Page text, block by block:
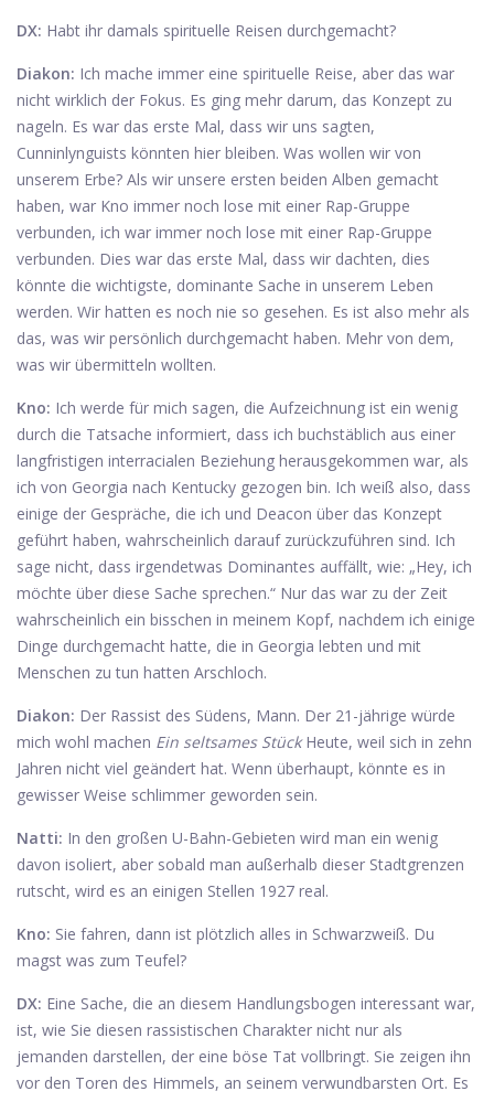
DX: Habt ihr damals spirituelle Reisen durchgemacht?
Diakon: Ich mache immer eine spirituelle Reise, aber das war
nicht wirklich der Fokus. Es ging mehr darum, das Konzept zu
nageln. Es war das erste Mal, dass wir uns sagten,
Cunninlynguists könnten hier bleiben. Was wollen wir von
unserem Erbe? Als wir unsere ersten beiden Alben gemacht
haben, war Kno immer noch lose mit einer Rap-Gruppe
verbunden, ich war immer noch lose mit einer Rap-Gruppe
verbunden. Dies war das erste Mal, dass wir dachten, dies
könnte die wichtigste, dominante Sache in unserem Leben
werden. Wir hatten es noch nie so gesehen. Es ist also mehr als
das, was wir persönlich durchgemacht haben. Mehr von dem,
was wir übermitteln wollten.
Kno: Ich werde für mich sagen, die Aufzeichnung ist ein wenig
durch die Tatsache informiert, dass ich buchstäblich aus einer
langfristigen interracialen Beziehung herausgekommen war, als
ich von Georgia nach Kentucky gezogen bin. Ich weiß also, dass
einige der Gespräche, die ich und Deacon über das Konzept
geführt haben, wahrscheinlich darauf zurückzuführen sind. Ich
sage nicht, dass irgendetwas Dominantes auffällt, wie: „Hey, ich
möchte über diese Sache sprechen.“ Nur das war zu der Zeit
wahrscheinlich ein bisschen in meinem Kopf, nachdem ich einige
Dinge durchgemacht hatte, die in Georgia lebten und mit
Menschen zu tun hatten Arschloch.
Diakon: Der Rassist des Südens, Mann. Der 21-jährige würde
mich wohl machen Ein seltsames StückHeute, weil sich in zehn
Jahren nicht viel geändert hat. Wenn überhaupt, könnte es in
gewisser Weise schlimmer geworden sein.
Natti: In den großen U-Bahn-Gebieten wird man ein wenig
davon isoliert, aber sobald man außerhalb dieser Stadtgrenzen
rutscht, wird es an einigen Stellen 1927 real.
Kno: Sie fahren, dann ist plötzlich alles in Schwarzweiß. Du
magst was zum Teufel?
DX: Eine Sache, die an diesem Handlungsbogen interessant war,
ist, wie Sie diesen rassistischen Charakter nicht nur als
jemanden darstellen, der eine böse Tat vollbringt. Sie zeigen ihn
vor den Toren des Himmels, an seinem verwundbarsten Ort. Es